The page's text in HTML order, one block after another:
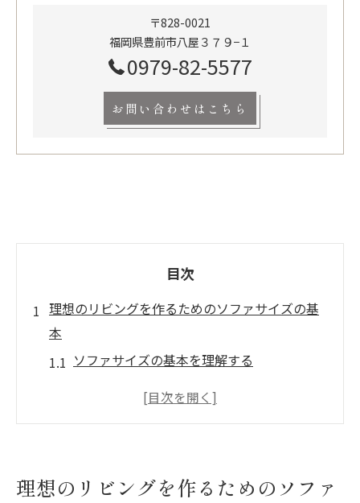
〒828-0021
福岡県豊前市八屋３７９−１
0979-82-5577
お問い合わせはこちら
目次
理想のリビングを作るためのソファサイズの基
本
ソファサイズの基本を理解する
リビングに合ったソファサイズを選ぶため
ソファ購入前に確認するサイズの重要性
理想のリビングを作るためのソファ